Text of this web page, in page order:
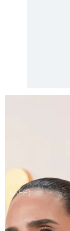
(AFP)